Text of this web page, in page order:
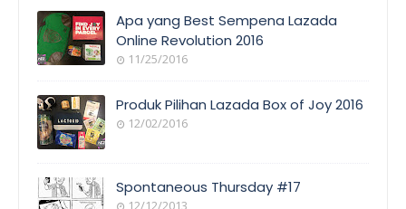
AWAM
COVERAGE
Apa yang Best Sempena Lazada
Online Revolution 2016
11/25/2016
THINGS
Produk Pilihan Lazada Box of Joy 2016
12/02/2016
Spontaneous Thursday #17
12/12/2013